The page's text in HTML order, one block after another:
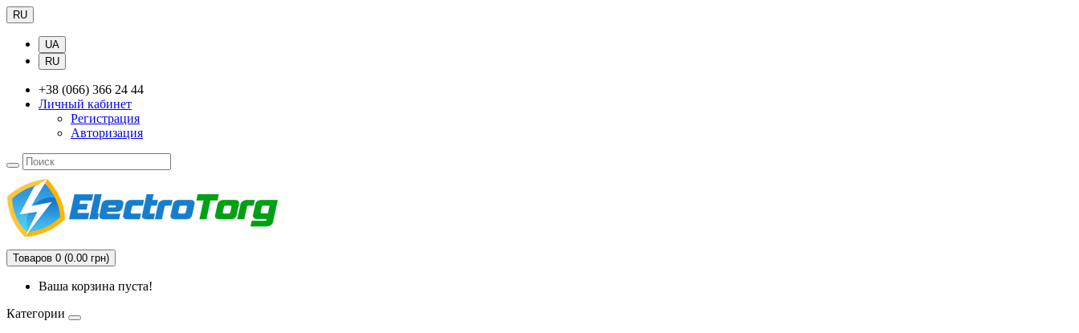
RU
UA
RU
+38 (066) 366 24 44
Личный кабинет
Регистрация
Авторизация
Товаров 0 (0.00 грн)
Ваша корзина пуста!
Категории